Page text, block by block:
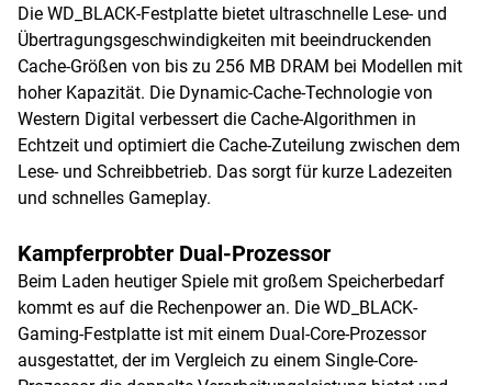
Die WD_BLACK-Festplatte bietet ultraschnelle Lese- und
Übertragungsgeschwindigkeiten mit beeindruckenden
Cache-Größen von bis zu 256 MB DRAM bei Modellen mit
hoher Kapazität. Die Dynamic-Cache-Technologie von
Western Digital verbessert die Cache-Algorithmen in
Echtzeit und optimiert die Cache-Zuteilung zwischen dem
Lese- und Schreibbetrieb. Das sorgt für kurze Ladezeiten
und schnelles Gameplay.
Kampferprobter Dual-Prozessor
Beim Laden heutiger Spiele mit großem Speicherbedarf
kommt es auf die Rechenpower an. Die WD_BLACK-
Gaming-Festplatte ist mit einem Dual-Core-Prozessor
ausgestattet, der im Vergleich zu einem Single-Core-